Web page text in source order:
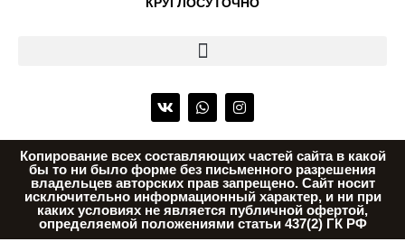
Копирование всех составляющих частей сайта в какой
бы то ни было форме без письменного разрешения
владельцев авторских прав запрещено. Сайт носит
исключительно информационный характер, и ни при
каких условиях не является публичной офертой,
определяемой положениями статьи 437(2) ГК РФ